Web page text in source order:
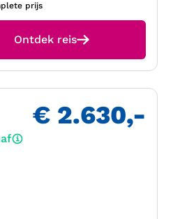
prijs
Ontdek reis
€ 2.630,-